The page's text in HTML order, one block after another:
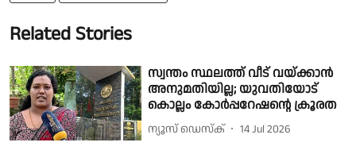
Related Stories
സ്വന്തം സ്ഥലത്ത് വീട് വയ്ക്കാൻ
അനുമതിയില്ല; യുവതിയോട്
കൊല്ലം കോർപ്പറേഷൻ്റെ ക്രൂരത
ന്യൂസ് ഡെസ്ക് 14 Jul 2026